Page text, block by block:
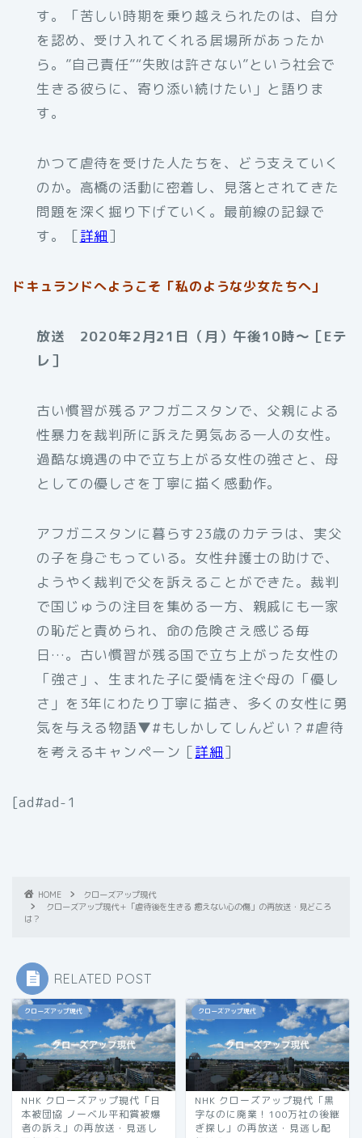
す。「苦しい時期を乗り越えられたのは、自分
を認め、受け入れてくれる居場所があったか
ら。”自己責任”“失敗は許さない”という社会で
生きる彼らに、寄り添い続けたい」と語りま
す。
かつて虐待を受けた人たちを、どう支えていく
のか。高橋の活動に密着し、見落とされてきた
問題を深く掘り下げていく。最前線の記録で
す。［詳細］
ドキュランドへようこそ「私のような少女たちへ」
放送 2020年2月21日（月）午後10時～［Eテ
レ］
古い慣習が残るアフガニスタンで、父親による
性暴力を裁判所に訴えた勇気ある一人の女性。
過酷な境遇の中で立ち上がる女性の強さと、母
としての優しさを丁寧に描く感動作。
アフガニスタンに暮らす23歳のカテラは、実父
の子を身ごもっている。女性弁護士の助けで、
ようやく裁判で父を訴えることができた。裁判
で国じゅうの注目を集める一方、親戚にも一家
の恥だと責められ、命の危険さえ感じる毎
日…。古い慣習が残る国で立ち上がった女性の
「強さ」、生まれた子に愛情を注ぐ母の「優し
さ」を3年にわたり丁寧に描き、多くの女性に勇
気を与える物語▼#もしかしてしんどい？#虐待
を考えるキャンペーン［詳細］
[ad#ad-1
HOME
クローズアップ現代
クローズアップ現代＋「虐待後を生きる 癒えない心の傷」の再放送・見どころ
は？
RELATED POST
クローズアップ現代
NHK クローズアップ現代「日
本被団協 ノーベル平和賞被爆
者の訴え」の再放送・見逃し
クローズアップ現代
NHK クローズアップ現代「黒
字なのに廃業！100万社の後継
ぎ探し」の再放送・見逃し配